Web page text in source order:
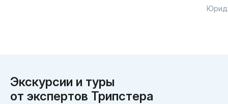
Экскурсии и туры
от экспертов Трипстера